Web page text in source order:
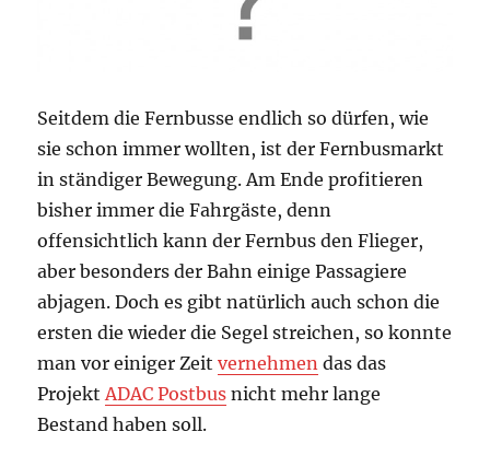
Seitdem die Fernbusse endlich so dürfen, wie
sie schon immer wollten, ist der Fernbusmarkt
in ständiger Bewegung. Am Ende profitieren
bisher immer die Fahrgäste, denn
offensichtlich kann der Fernbus den Flieger,
aber besonders der Bahn einige Passagiere
abjagen. Doch es gibt natürlich auch schon die
ersten die wieder die Segel streichen, so konnte
man vor einiger Zeitvernehmen das das
ProjektADAC Postbus nicht mehr lange
Bestand haben soll.